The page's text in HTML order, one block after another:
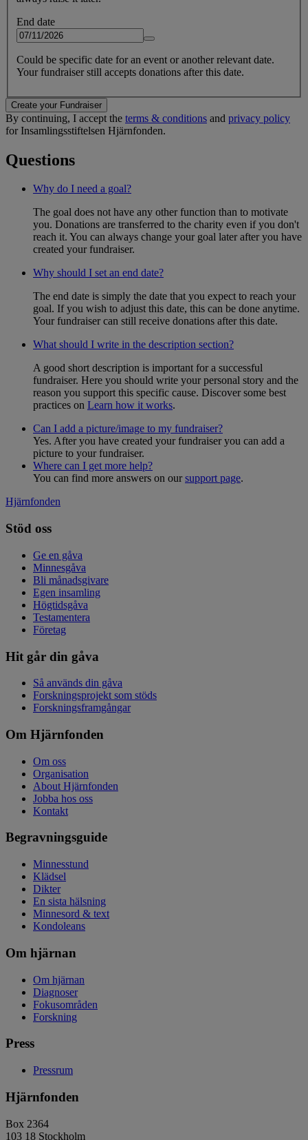
End date
Could be specific date for an event or another relevant date.
Your fundraiser still accepts donations after this date.
Create your Fundraiser
By continuing, I accept the terms & conditions and privacy policy
for Insamlingsstiftelsen Hjärnfonden.
Questions
Why do I need a goal?
The goal does not have any other function than to motivate
you. Donations are transferred to the charity even if you don't
reach it. You can always change your goal later after you have
created your fundraiser.
Why should I set an end date?
The end date is simply the date that you expect to reach your
goal. If you wish to adjust this date, this can be done anytime.
Your fundraiser can still receive donations after this date.
What should I write in the description section?
A good short description is important for a successful
fundraiser. Here you should write your personal story and the
reason you support this specific cause. Discover some best
practices on Learn how it works.
Can I add a picture/image to my fundraiser?
Yes. After you have created your fundraiser you can add a
picture to your fundraiser.
Where can I get more help?
You can find more answers on oursupport page.
Hjärnfonden
Stöd oss
Ge en gåva
Minnesgåva
Bli månadsgivare
Egen insamling
Högtidsgåva
Testamentera
Företag
Hit går din gåva
Så används din gåva
Forskningsprojekt som stöds
Forskningsframgångar
Om Hjärnfonden
Om oss
Organisation
About Hjärnfonden
Jobba hos oss
Kontakt
Begravningsguide
Minnesstund
Klädsel
Dikter
En sista hälsning
Minnesord & text
Kondoleans
Om hjärnan
Om hjärnan
Diagnoser
Fokusområden
Forskning
Press
Pressrum
Hjärnfonden
Box 2364
103 18 Stockholm